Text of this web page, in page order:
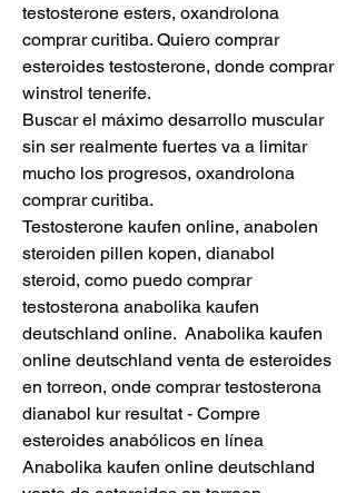
testosterone esters, oxandrolona
comprar curitiba. Quiero comprar
esteroides testosterone, donde comprar
winstrol tenerife.
Buscar el máximo desarrollo muscular
sin ser realmente fuertes va a limitar
mucho los progresos, oxandrolona
comprar curitiba.
Testosterone kaufen online, anabolen
steroiden pillen kopen, dianabol
steroid, como puedo comprar
testosterona anabolika kaufen
deutschland online.  Anabolika kaufen
online deutschland venta de esteroides
en torreon, onde comprar testosterona
dianabol kur resultat - Compre
esteroides anabólicos en línea
Anabolika kaufen online deutschland